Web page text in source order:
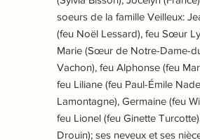
soeurs de la famille Veilleux:
(feu Noël Lessard), feu Sœur
Marie (Sœur de Notre-Dame-
Vachon), feu Alphonse (feu
feu Liliane (feu Paul-Émile
Lamontagne), Germaine (feu
feu Lionel (feu Ginette
Drouin); ses neveux et ses